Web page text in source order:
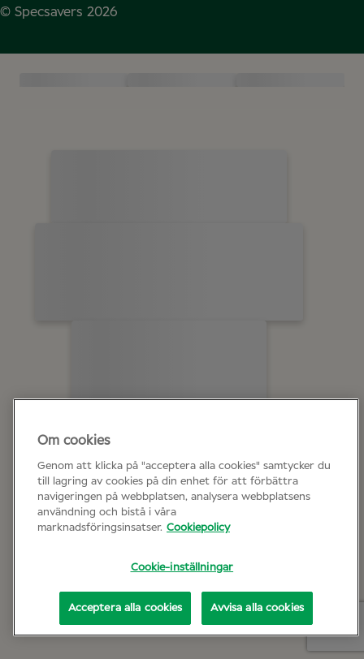
© Specsavers 2026
Om cookies
Genom att klicka på "acceptera alla cookies" samtycker du
till lagring av cookies på din enhet för att förbättra
navigeringen på webbplatsen, analysera webbplatsens
användning och bistå i våra
marknadsföringsinsatser. Cookiepolicy
Cookie-inställningar
Avvisa alla cookies
Acceptera alla cookies